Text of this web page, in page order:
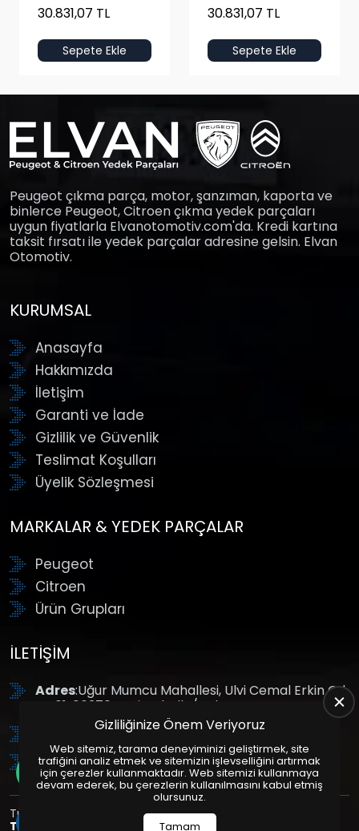
30.831,07 TL
Sepete Ekle
30.831,07 TL
Sepete Ekle
Peugeot çıkma parça, motor, şanzıman, kaporta ve
binlerce Peugeot, Citroen çıkma yedek parçaları
uygun fiyatlarla Elvanotomotiv.com'da. Kredi kartına
taksit fırsatı ile yedek parçalar adresine gelsin. Elvan
Otomotiv.
KURUMSAL
Anasayfa
Hakkımızda
İletişim
Garanti ve İade
Gizlilik ve Güvenlik
Teslimat Koşulları
Üyelik Sözleşmesi
MARKALAR & YEDEK PARÇALAR
Peugeot
Citroen
Ürün Grupları
İLETIŞIM
Adres:Uğur Mumcu Mahallesi, Ulvi Cemal Erkin Cd.
No:61, 06370 Yenimahalle/Ankara
: +90 (312) 354 8888
GSM: +90 (532) 343 4085
Tüm Hakları Saklıdır. | Bu site Us Yazılım
Tasarım
Paketleri ile Hazırlanmıştır. © 2025
Gizliliğinize Önem Veriyoruz
Web sitemiz, tarama deneyiminizi geliştirmek, site
trafiğini analiz etmek ve sitemizin işlevselliğini artırmak
için çerezler kullanmaktadır. Web sitemizi kullanmaya
devam ederek, bu çerezlerin kullanılmasını kabul etmiş
olursunuz.
Tamam